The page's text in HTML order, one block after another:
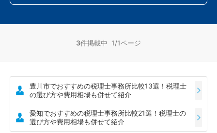
3件掲載中 1/1ページ
豊川市でおすすめの税理士事務所比較13選！税理士
の選び方や費用相場も併せて紹介
愛知でおすすめの税理士事務所比較21選！税理士の
選び方や費用相場も併せて紹介